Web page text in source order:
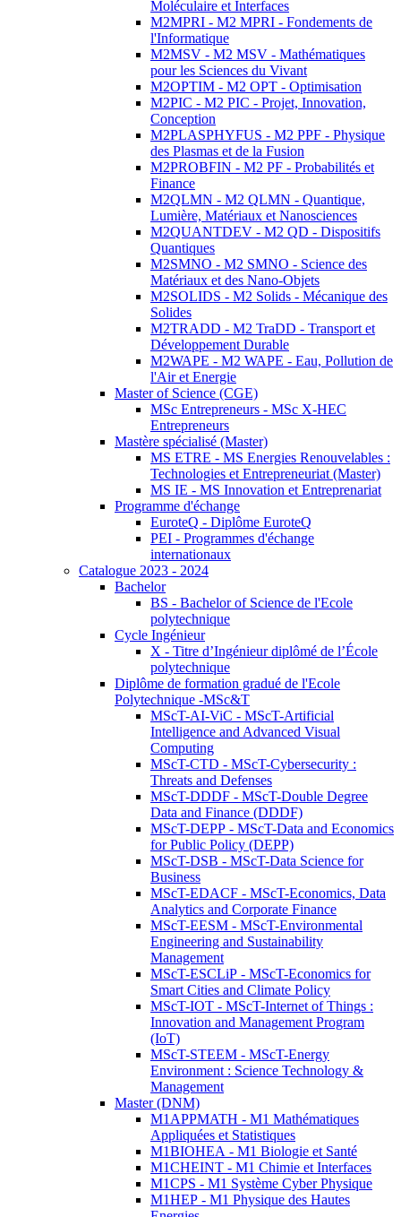
Moléculaire et Interfaces
M2MPRI - M2 MPRI - Fondements de
l'Informatique
M2MSV - M2 MSV - Mathématiques
pour les Sciences du Vivant
M2OPTIM - M2 OPT - Optimisation
M2PIC - M2 PIC - Projet, Innovation,
Conception
M2PLASPHYFUS - M2 PPF - Physique
des Plasmas et de la Fusion
M2PROBFIN - M2 PF - Probabilités et
Finance
M2QLMN - M2 QLMN - Quantique,
Lumière, Matériaux et Nanosciences
M2QUANTDEV - M2 QD - Dispositifs
Quantiques
M2SMNO - M2 SMNO - Science des
Matériaux et des Nano-Objets
M2SOLIDS - M2 Solids - Mécanique des
Solides
M2TRADD - M2 TraDD - Transport et
Développement Durable
M2WAPE - M2 WAPE - Eau, Pollution de
l'Air et Energie
Master of Science (CGE)
MSc Entrepreneurs - MSc X-HEC
Entrepreneurs
Mastère spécialisé (Master)
MS ETRE - MS Energies Renouvelables :
Technologies et Entrepreneuriat (Master)
MS IE - MS Innovation et Entreprenariat
Programme d'échange
EuroteQ - Diplôme EuroteQ
PEI - Programmes d'échange
internationaux
Catalogue 2023 - 2024
Bachelor
BS - Bachelor of Science de l'Ecole
polytechnique
Cycle Ingénieur
X - Titre d’Ingénieur diplômé de l’École
polytechnique
Diplôme de formation gradué de l'Ecole
Polytechnique -MSc&T
MScT-AI-ViC - MScT-Artificial
Intelligence and Advanced Visual
Computing
MScT-CTD - MScT-Cybersecurity :
Threats and Defenses
MScT-DDDF - MScT-Double Degree
Data and Finance (DDDF)
MScT-DEPP - MScT-Data and Economics
for Public Policy (DEPP)
MScT-DSB - MScT-Data Science for
Business
MScT-EDACF - MScT-Economics, Data
Analytics and Corporate Finance
MScT-EESM - MScT-Environmental
Engineering and Sustainability
Management
MScT-ESCLiP - MScT-Economics for
Smart Cities and Climate Policy
MScT-IOT - MScT-Internet of Things :
Innovation and Management Program
(IoT)
MScT-STEEM - MScT-Energy
Environment : Science Technology &
Management
Master (DNM)
M1APPMATH - M1 Mathématiques
Appliquées et Statistiques
M1BIOHEA - M1 Biologie et Santé
M1CHEINT - M1 Chimie et Interfaces
M1CPS - M1 Système Cyber Physique
M1HEP - M1 Physique des Hautes